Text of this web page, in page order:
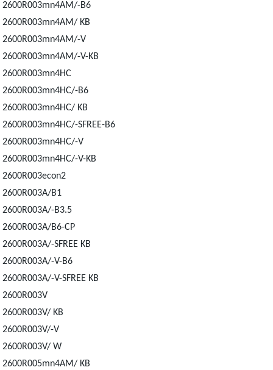
2600R003mn4AM/-B6
2600R003mn4AM/ KB
2600R003mn4AM/-V
2600R003mn4AM/-V-KB
2600R003mn4HC
2600R003mn4HC/-B6
2600R003mn4HC/ KB
2600R003mn4HC/-SFREE-B6
2600R003mn4HC/-V
2600R003mn4HC/-V-KB
2600R003econ2
2600R003A/B1
2600R003A/-B3.5
2600R003A/B6-CP
2600R003A/-SFREE KB
2600R003A/-V-B6
2600R003A/-V-SFREE KB
2600R003V
2600R003V/ KB
2600R003V/-V
2600R003V/ W
2600R005mn4AM/ KB